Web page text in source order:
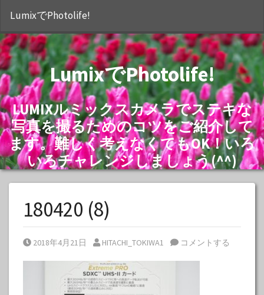
LumixでPhotolife!
LumixでPhotolife!
LUMIXルミックスカメラでステキな
写真を撮るためのコツをご紹介して
ます。難しく考えなくてもOK！いろ
いろチャレンジしましょう(^^)
180420 (8)
Posted on
2018年4月21日 Posted by
HITACHI_TOKIWA1 コメントする